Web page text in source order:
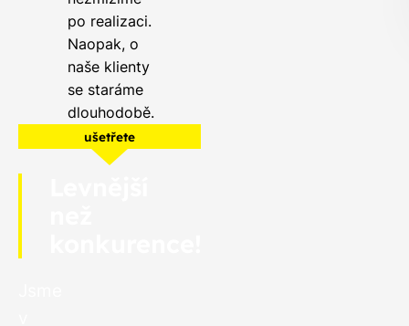
po realizaci.
Naopak, o
naše klienty
se staráme
dlouhodobě.
ušetřete